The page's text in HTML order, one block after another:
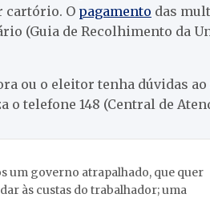
cartório. O pagamento das
(Guia de Recolhimento da
ou o eleitor tenha dúvidas
o telefone 148 (Central de
um governo atrapalhado, que quer
às custas do trabalhador; uma